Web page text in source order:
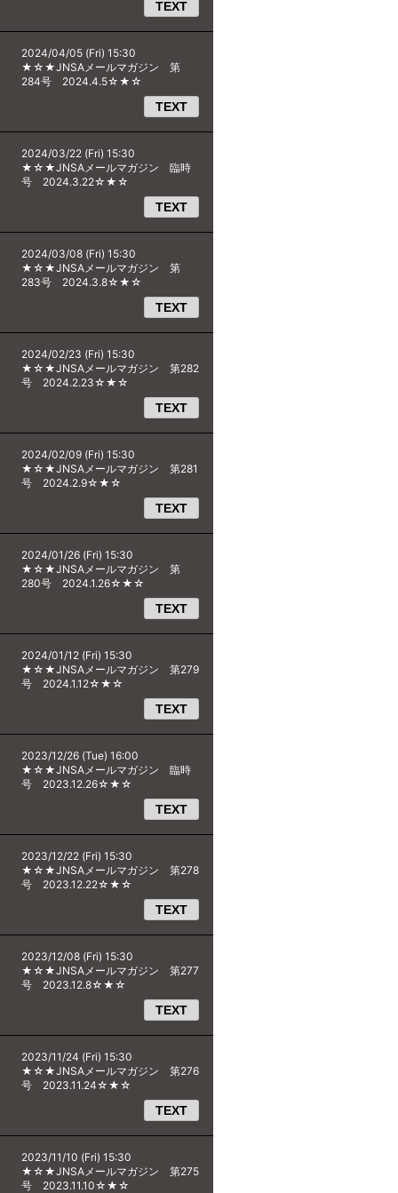
TEXT
2024/04/05 (Fri) 15:30
★☆★JNSAメールマガジン 第
284号 2024.4.5☆★☆
TEXT
2024/03/22 (Fri) 15:30
★☆★JNSAメールマガジン 臨時
号 2024.3.22☆★☆
TEXT
2024/03/08 (Fri) 15:30
★☆★JNSAメールマガジン 第
283号 2024.3.8☆★☆
TEXT
2024/02/23 (Fri) 15:30
★☆★JNSAメールマガジン 第282
号 2024.2.23☆★☆
TEXT
2024/02/09 (Fri) 15:30
★☆★JNSAメールマガジン 第281
号 2024.2.9☆★☆
TEXT
2024/01/26 (Fri) 15:30
★☆★JNSAメールマガジン 第
280号 2024.1.26☆★☆
TEXT
2024/01/12 (Fri) 15:30
★☆★JNSAメールマガジン 第279
号 2024.1.12☆★☆
TEXT
2023/12/26 (Tue) 16:00
★☆★JNSAメールマガジン 臨時
号 2023.12.26☆★☆
TEXT
2023/12/22 (Fri) 15:30
★☆★JNSAメールマガジン 第278
号 2023.12.22☆★☆
TEXT
2023/12/08 (Fri) 15:30
★☆★JNSAメールマガジン 第277
号 2023.12.8☆★☆
TEXT
2023/11/24 (Fri) 15:30
★☆★JNSAメールマガジン 第276
号 2023.11.24☆★☆
TEXT
2023/11/10 (Fri) 15:30
★☆★JNSAメールマガジン 第275
号 2023.11.10☆★☆